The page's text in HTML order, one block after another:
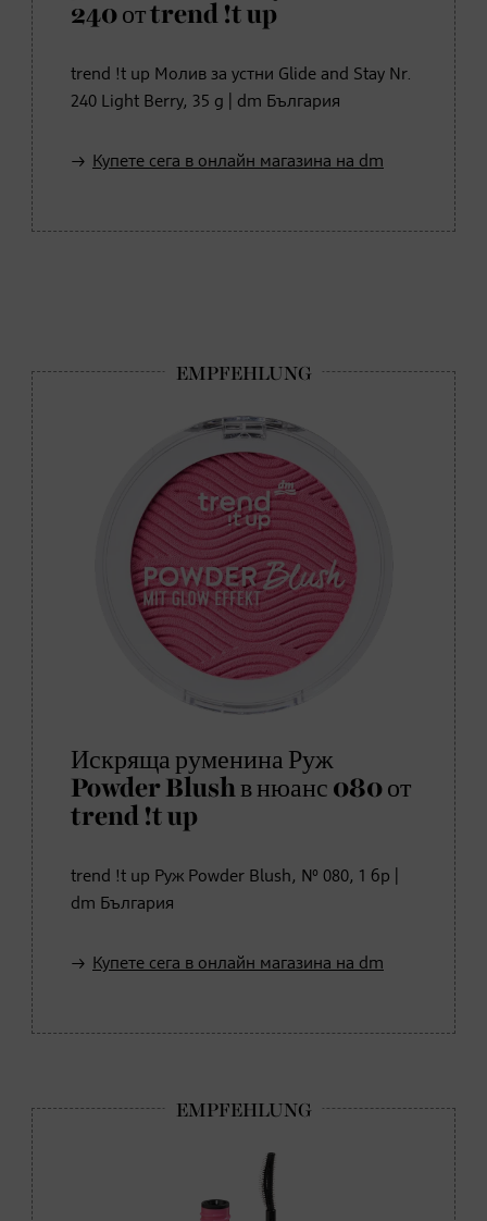
240 от trend !t up
trend !t up Молив за устни Glide and Stay Nr.
240 Light Berry, 35 g | dm България
Купете сега в онлайн магазина на dm
Искряща руменина Руж
Powder Blush в нюанс 080 от
trend !t up
trend !t up Руж Powder Blush, № 080, 1 бр |
dm България
Купете сега в онлайн магазина на dm